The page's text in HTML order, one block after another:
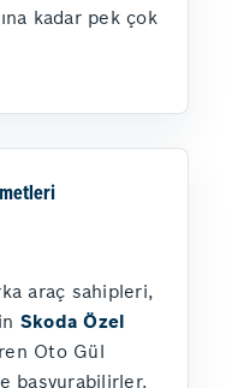
kadar pek çok
araç sahipleri,
Skoda Özel
Oto Gül
başvurabilirler.